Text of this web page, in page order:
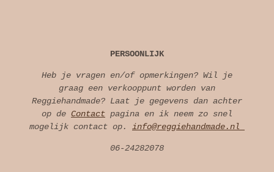
PERSOONLIJK
Heb je vragen en/of opmerkingen? Wil je
graag een verkooppunt worden van
Reggiehandmade? Laat je gegevens dan achter
op de Contact pagina en ik neem zo snel
mogelijk contact op. info@reggiehandmade.nl
06-24282078